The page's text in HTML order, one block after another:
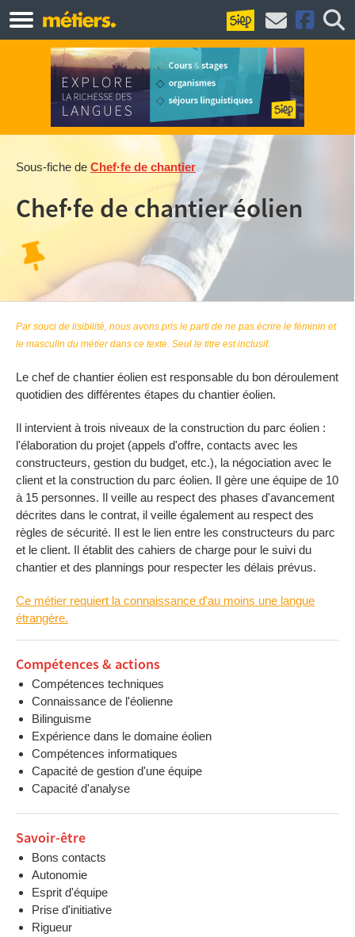
Sous-fiche de Chef·fe de chantier
Chef·fe de chantier éolien
Par souci de lisibilité, nous avons pris le parti de ne pas écrire le féminin et
le masculin du métier dans ce texte. Seul le titre est inclusif.
Le chef de chantier éolien est responsable du bon déroulement
quotidien des différentes étapes du chantier éolien.
Il intervient à trois niveaux de la construction du parc éolien :
l'élaboration du projet (appels d'offre, contacts avec les
constructeurs, gestion du budget, etc.), la négociation avec le
client et la construction du parc éolien. Il gère une équipe de 10
à 15 personnes. Il veille au respect des phases d'avancement
décrites dans le contrat, il veille également au respect des
règles de sécurité. Il est le lien entre les constructeurs du parc
et le client. Il établit des cahiers de charge pour le suivi du
chantier et des plannings pour respecter les délais prévus.
Ce métier requiert la connaissance d'au moins une langue
étrangère.
Compétences & actions
Compétences techniques
Connaissance de l'éolienne
Bilinguisme
Expérience dans le domaine éolien
Compétences informatiques
Capacité de gestion d'une équipe
Capacité d'analyse
Savoir-être
Bons contacts
Autonomie
Esprit d'équipe
Prise d'initiative
Rigueur